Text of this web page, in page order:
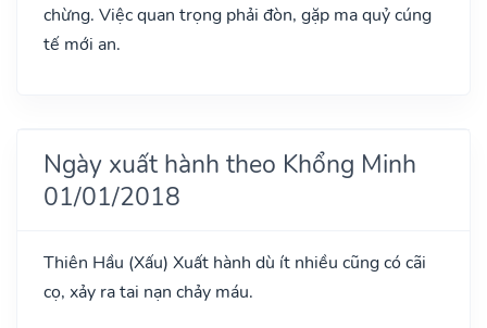
chừng. Việc quan trọng phải đòn, gặp ma quỷ cúng
tế mới an.
Ngày xuất hành theo Khổng Minh
01/01/2018
Thiên Hầu (Xấu) Xuất hành dù ít nhiều cũng có cãi
cọ, xảy ra tai nạn chảy máu.